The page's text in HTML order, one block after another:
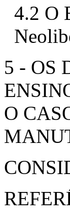
4.2 O
5 - OS
O